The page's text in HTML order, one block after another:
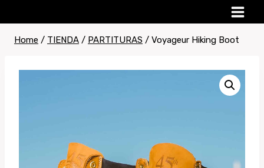
to
content
Home / TIENDA / PARTITURAS / Voyageur Hiking Boot